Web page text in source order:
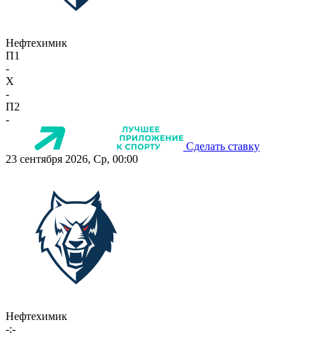
Нефтехимик
П1
-
X
-
П2
-
Сделать ставку
23 сентября 2026, Ср, 00:00
Нефтехимик
-:-